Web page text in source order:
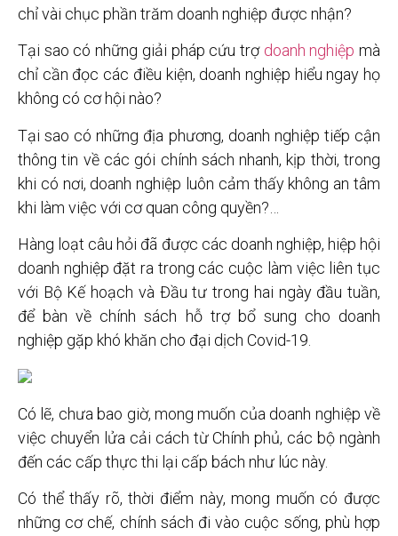
chỉ vài chục phần trăm doanh nghiệp được nhận?
Tại sao có những giải pháp cứu trợ doanh nghiệp mà
chỉ cần đọc các điều kiện, doanh nghiệp hiểu ngay họ
không có cơ hội nào?
Tại sao có những địa phương, doanh nghiệp tiếp cận
thông tin về các gói chính sách nhanh, kịp thời, trong
khi có nơi, doanh nghiệp luôn cảm thấy không an tâm
khi làm việc với cơ quan công quyền?…
Hàng loạt câu hỏi đã được các doanh nghiệp, hiệp hội
doanh nghiệp đặt ra trong các cuộc làm việc liên tục
với Bộ Kế hoạch và Đầu tư trong hai ngày đầu tuần,
để bàn về chính sách hỗ trợ bổ sung cho doanh
nghiệp gặp khó khăn cho đại dịch Covid-19.
Có lẽ, chưa bao giờ, mong muốn của doanh nghiệp về
việc chuyển lửa cải cách từ Chính phủ, các bộ ngành
đến các cấp thực thi lại cấp bách như lúc này.
Có thể thấy rõ, thời điểm này, mong muốn có được
những cơ chế, chính sách đi vào cuộc sống, phù hợp